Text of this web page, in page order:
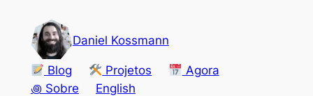
conteúdo
Daniel Kossmann
Blog Projetos
Agora
꩜ Sobre
English